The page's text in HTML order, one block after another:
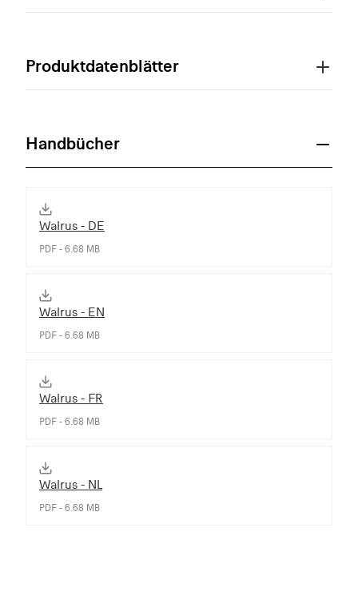
Produktdatenblätter
Handbücher
Walrus - DE
PDF - 6.68 MB
Walrus - EN
PDF - 6.68 MB
Walrus - FR
PDF - 6.68 MB
Walrus - NL
PDF - 6.68 MB